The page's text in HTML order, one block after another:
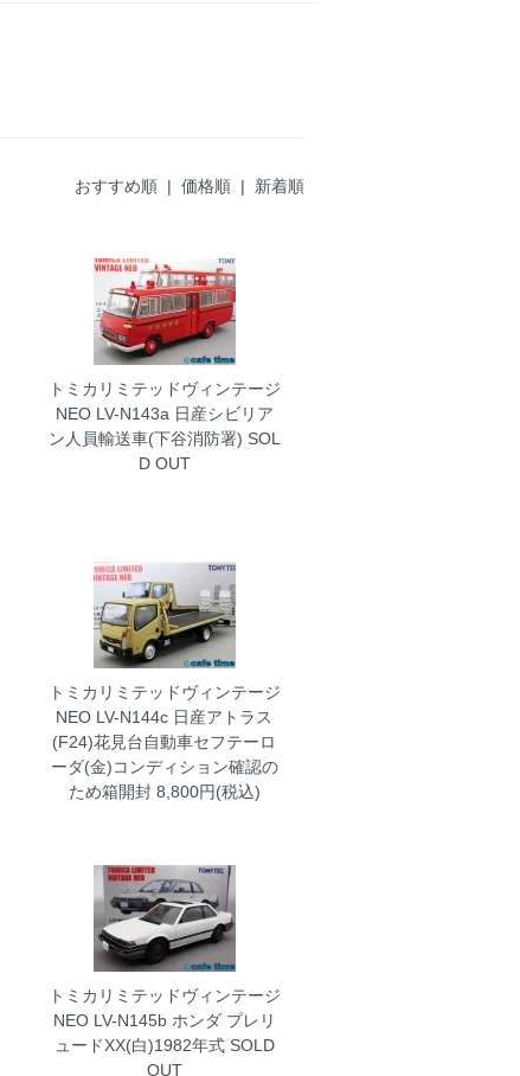
おすすめ順 | 価格順 | 新着順
トミカリミテッドヴィンテージ
NEO LV-N143a 日産シビリア
ン人員輸送車(下谷消防署) SOL
D OUT
トミカリミテッドヴィンテージ
NEO LV-N144c 日産アトラス
(F24)花見台自動車セフテーロ
ーダ(金)コンディション確認の
ため箱開封8,800円(税込)
トミカリミテッドヴィンテージ
NEO LV-N145b ホンダ プレリ
ュードXX(白)1982年式SOLD
OUT